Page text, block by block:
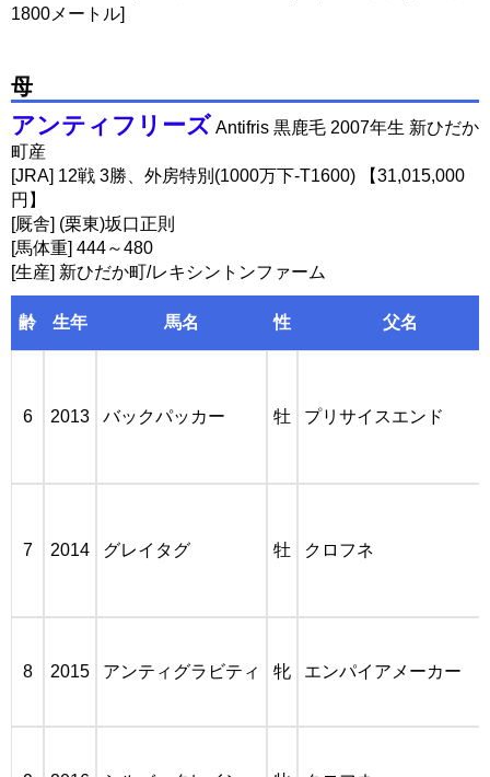
1800メートル]
母
アンティフリーズ Antifris 黒鹿毛 2007年生 新ひだか
町産
[JRA] 12戦 3勝、外房特別(1000万下-T1600) 【31,015,000
円】
[厩舎] (栗東)坂口正則
[馬体重] 444～480
[生産] 新ひだか町/レキシントンファーム
齢 生年 馬名 性 父名
6 2013 バックパッカー 牡 プリサイスエンド
7 2014 グレイタグ 牡 クロフネ
8 2015 アンティグラビティ 牝 エンパイアメーカー